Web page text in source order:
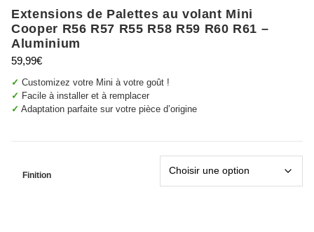
Extensions de Palettes au volant Mini
Cooper R56 R57 R55 R58 R59 R60 R61 –
Aluminium
59,99€
✓ Customizez votre Mini à votre goût !
✓ Facile à installer et à remplacer
✓ Adaptation parfaite sur votre pièce d’origine
Finition